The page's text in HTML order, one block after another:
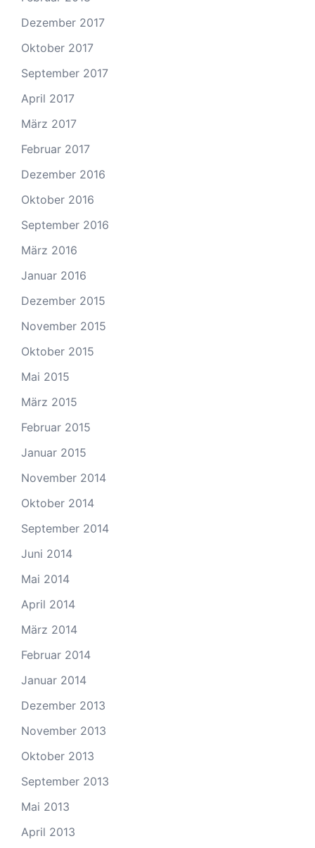
Dezember 2017
Oktober 2017
September 2017
April 2017
März 2017
Februar 2017
Dezember 2016
Oktober 2016
September 2016
März 2016
Januar 2016
Dezember 2015
November 2015
Oktober 2015
Mai 2015
März 2015
Februar 2015
Januar 2015
November 2014
Oktober 2014
September 2014
Juni 2014
Mai 2014
April 2014
März 2014
Februar 2014
Januar 2014
Dezember 2013
November 2013
Oktober 2013
September 2013
Mai 2013
April 2013